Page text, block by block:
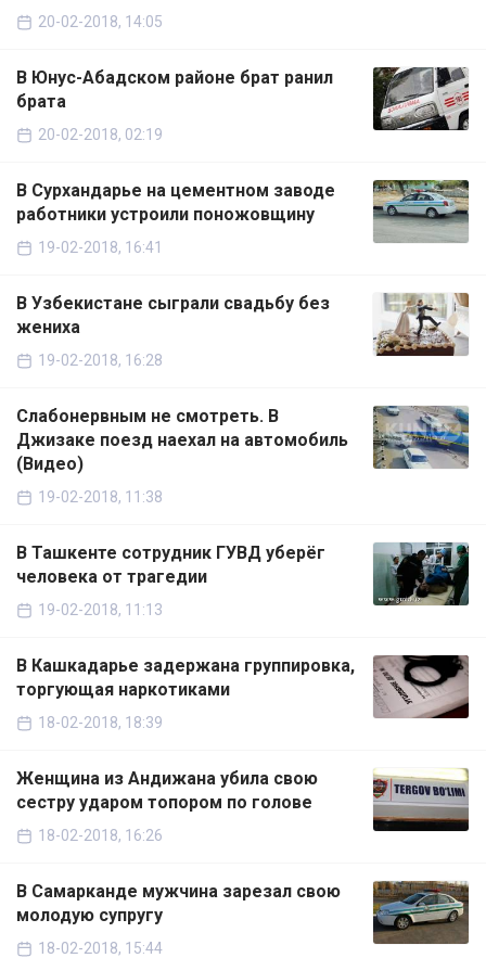
20-02-2018, 14:05
В Юнус-Абадском районе брат ранил
брата
20-02-2018, 02:19
В Сурхандарье на цементном заводе
работники устроили поножовщину
19-02-2018, 16:41
В Узбекистане сыграли свадьбу без
жениха
19-02-2018, 16:28
Слабонервным не смотреть. В
Джизаке поезд наехал на автомобиль
(Видео)
19-02-2018, 11:38
В Ташкенте сотрудник ГУВД уберёг
человека от трагедии
19-02-2018, 11:13
В Кашкадарье задержана группировка,
торгующая наркотиками
18-02-2018, 18:39
Женщина из Андижана убила свою
сестру ударом топором по голове
18-02-2018, 16:26
В Самарканде мужчина зарезал свою
молодую супругу
18-02-2018, 15:44